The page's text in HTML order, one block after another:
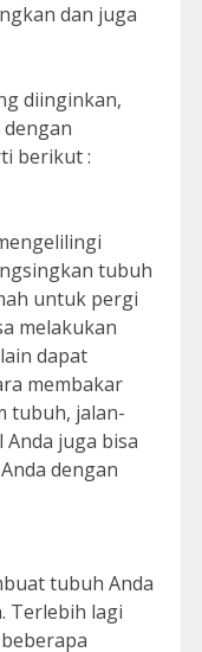
dan juga
diinginkan,
berikut :
tubuh
untuk pergi
melakukan
dapat
membakar
tubuh, jalan-
juga bisa
dengan
tubuh Anda
Terlebih lagi